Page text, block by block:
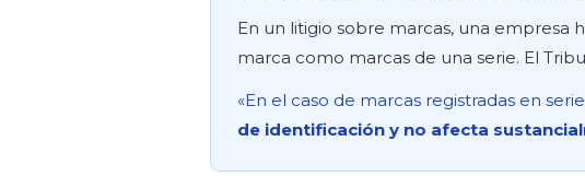
En un litigio sobre marcas, una empresa
marca como marcas de una serie. El
«En el caso de marcas registradas en
de identificación y no afecta